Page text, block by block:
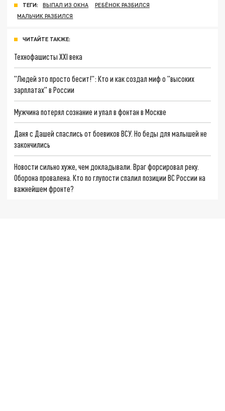
ТЕГИ: ВЫПАЛ ИЗ ОКНА
РЕБЁНОК РАЗБИЛСЯ
МАЛЬЧИК РАЗБИЛСЯ
ЧИТАЙТЕ ТАКЖЕ:
Технофашисты XXI века
"Людей это просто бесит!": Кто и как создал миф о "высоких
зарплатах" в России
Мужчина потерял сознание и упал в фонтан в Москве
Даня с Дашей спаслись от боевиков ВСУ. Но беды для малышей не
закончились
Новости сильно хуже, чем докладывали. Враг форсировал реку.
Оборона провалена. Кто по глупости спалил позиции ВС России на
важнейшем фронте?